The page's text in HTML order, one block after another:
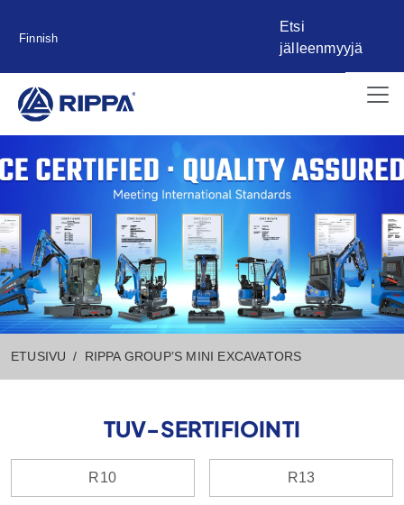
Finnish
Etsi
jälleenmyyjä
ETUSIVU RIPPA GROUP’S MINI EXCAVATORS
TUV-SERTIFIOINTI
R10 R13